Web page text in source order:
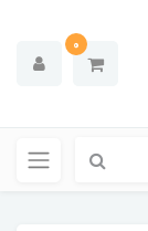
0